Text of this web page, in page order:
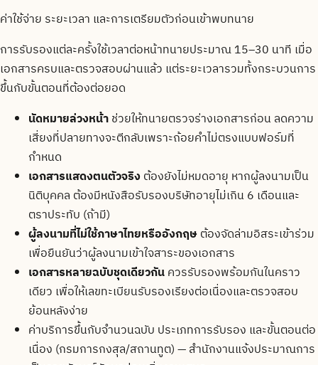
ค่าใช้จ่าย ระยะเวลา และการเตรียมตัวก่อนเข้าพบทนาย
การรับรองแต่ละครั้งใช้เวลาต่อหน้าทนายประมาณ 15–30 นาที เมื่อ
เอกสารครบและตรวจสอบผ่านแล้ว แต่ระยะเวลารวมทั้งกระบวนการ
ขึ้นกับขั้นตอนที่ต้องต่อยอด
นัดหมายล่วงหน้าช่วยให้ทนายตรวจร่างเอกสารก่อน ลดความ
เสี่ยงที่ปลายทางจะตีกลับเพราะถ้อยคำไม่ตรงแบบฟอร์มที่
กำหนด
เอกสารแสดงตนตัวจริงต้องยังไม่หมดอายุ หากผู้ลงนามเป็น
นิติบุคคล ต้องมีหนังสือรับรองบริษัทอายุไม่เกิน 6 เดือนและ
ตราประทับ (ถ้ามี)
ผู้ลงนามที่ไม่ใช้ภาษาไทยหรืออังกฤษต้องจัดล่ามอิสระเข้าร่วม
เพื่อยืนยันว่าผู้ลงนามเข้าใจสาระของเอกสาร
เอกสารหลายฉบับชุดเดียวกันควรรับรองพร้อมกันในคราว
เดียว เพื่อให้เลขทะเบียนรับรองเรียงต่อเนื่องและตรวจสอบ
ย้อนหลังง่าย
ค่าบริการขึ้นกับจำนวนฉบับ ประเภทการรับรอง และขั้นตอนต่อ
เนื่อง (กรมการกงสุล/สถานทูต) — สำนักงานแจ้งประมาณการ